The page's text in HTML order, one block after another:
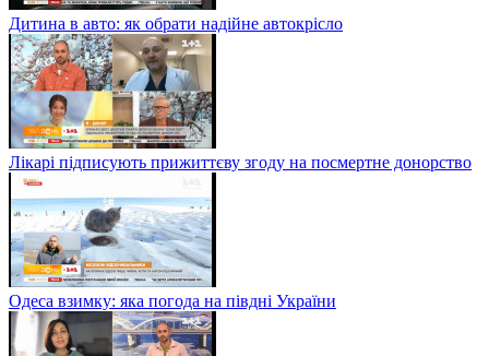
Дитина в авто: як обрати надійне автокрісло
Лікарі підписують прижиттєву згоду на посмертне донорство
Одеса взимку: яка погода на півдні України